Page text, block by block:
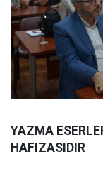
YAZMA
HAFIZASIDIR